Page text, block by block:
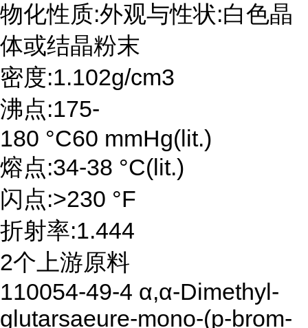
物化性质:外观与性状:白色晶
体或结晶粉末
密度:1.102g/cm3
沸点:175-
180 °C60 mmHg(lit.)
熔点:34-38 °C(lit.)
闪点:>230 °F
折射率:1.444
2个上游原料
110054-49-4 α,α-Dimethyl-
glutarsaeure-mono-(p-brom-